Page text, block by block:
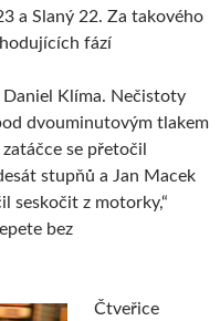
a Slaný 22. Za takového
fází
Klíma. Nečistoty
dvouminutovým tlakem
se přetočil
stupňů a Jan Macek
seskočit z motorky,“
bez
Čtveřice